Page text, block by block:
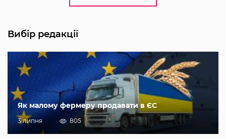
Вибір редакції
Як малому фермеру продавати в ЄС
3 липня 805